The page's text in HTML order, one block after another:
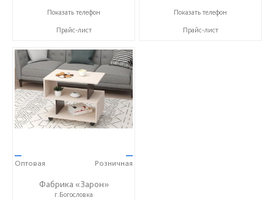
+7 (8412) 21-50-66
Показать телефон
Прайс-лист
+7 (8412) 21-50-66
Показать телефон
Прайс-лист
—
Оптовая
—
Розничная
Фабрика «Зарон»
г.Богословка